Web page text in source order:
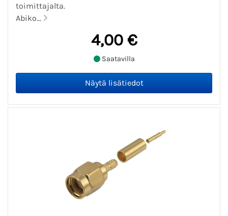
toimittajalta.
Abiko...
4,00 €
Saatavilla